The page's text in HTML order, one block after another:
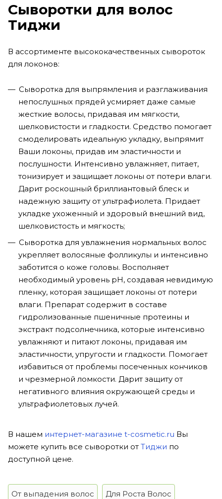
Сыворотки для волос
Тиджи
В ассортименте высококачественных сывороток
для локонов:
Сыворотка для выпрямления и разглаживания
непослушных прядей усмиряет даже самые
жесткие волосы, придавая им мягкости,
шелковистости и гладкости. Средство помогает
смоделировать идеальную укладку, выпрямит
Ваши локоны, придав им эластичности и
послушности. Интенсивно увлажняет, питает,
тонизирует и защищает локоны от потери влаги.
Дарит роскошный бриллиантовый блеск и
надежную защиту от ультрафиолета. Придает
укладке ухоженный и здоровый внешний вид,
шелковистость и мягкость;
Сыворотка для увлажнения нормальных волос
укрепляет волосяные фолликулы и интенсивно
заботится о коже головы. Восполняет
необходимый уровень рН, создавая невидимую
пленку, которая защищает локоны от потери
влаги. Препарат содержит в составе
гидролизованные пшеничные протеины и
экстракт подсолнечника, которые интенсивно
увлажняют и питают локоны, придавая им
эластичности, упругости и гладкости. Помогает
избавиться от проблемы посеченных кончиков
и чрезмерной ломкости. Дарит защиту от
негативного влияния окружающей среды и
ультрафиолетовых лучей.
В нашем интернет-магазине t-cosmetic.ru Вы
можете купить все сыворотки от Тиджи по
доступной цене.
От выпадения волос Для Роста Волос